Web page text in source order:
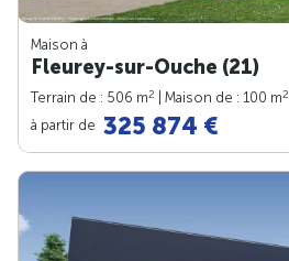
Maison à
Fleurey-sur-Ouche (21)
Terrain de : 506 m2 | Maison de : 100 m2
à partir de 325 874 €